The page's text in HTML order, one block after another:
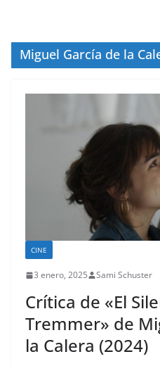
Miguel García de la
CINE
3 enero, 2025 Sami Schuster
Crítica de «El
Tremmer» de
la Calera (2024)